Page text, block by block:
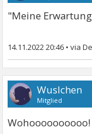
"Meine
14.11.2022 20:46 •
Wuslchen
Mitglied
Wohoooooooooo!